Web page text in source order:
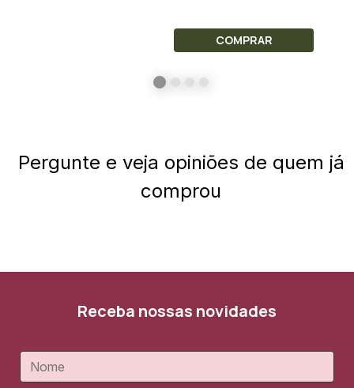
COMPRAR
Pergunte e veja opiniões de quem já
comprou
Receba nossas novidades